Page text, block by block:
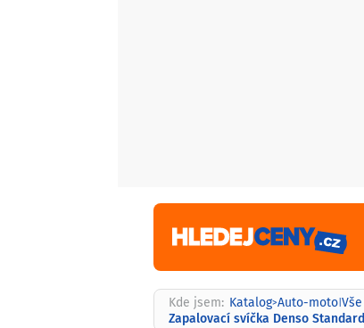
Kde jsem: Katalog>Auto-moto|
Zapalovací svíčka Denso